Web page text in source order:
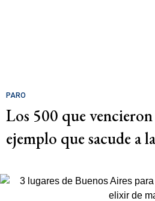
PARO
Los 500 que
ejemplo que sacude a